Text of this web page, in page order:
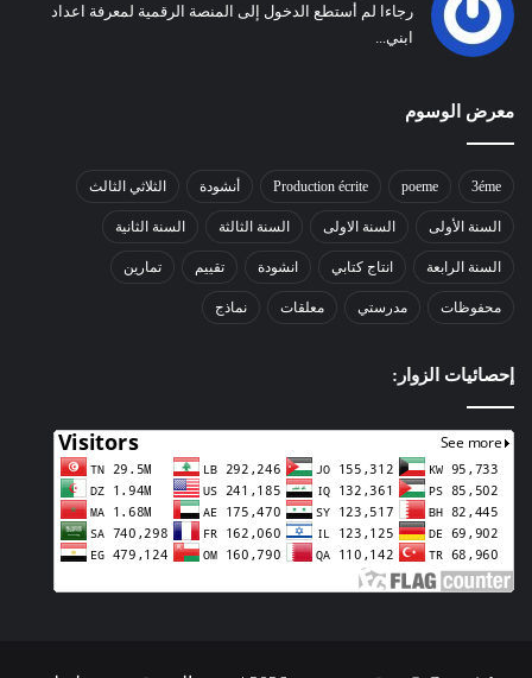
رجاءا لم أستطع الدخول إلى المنصة الرقمية لمعرفة اعداد
ابني...
معرض الوسوم
3éme
poeme
Production écrite أنشودة الثلاثي الثالث
السنة الأولى السنة الاولى السنة الثالثة السنة الثانية
السنة الرابعة انتاج كتابي انشودة تقييم تمارين
محفوظات مدرستي معلقات نماذج
إحصائيات الزوار: